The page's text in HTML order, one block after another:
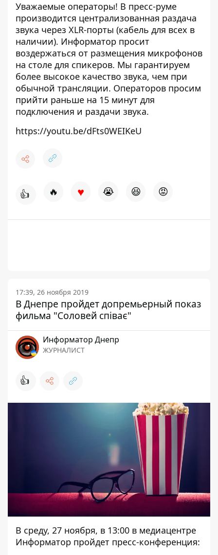
Уважаемые операторы! В пресс-руме
производится централизованная раздача
звука через XLR-порты (кабель для всех в
наличии). Информатор просит
воздержаться от размещения микрофонов
на столе для спикеров. Мы гарантируем
более высокое качество звука, чем при
обычной трансляции. Операторов просим
прийти раньше на 15 минут для
подключения и раздачи звука.
https://youtu.be/dFts0WEIKeU
👍 🔥 ♥ 😭 😆 😡
17:39, 26 ноября 2019
В Днепре пройдет допремьерный показ
фильма "Соловей співає"
Информатор Днепр
ЖУРНАЛИСТ
👍
В среду, 27 ноября, в 13:00 в медиацентре
Информатор пройдет пресс-конференция: